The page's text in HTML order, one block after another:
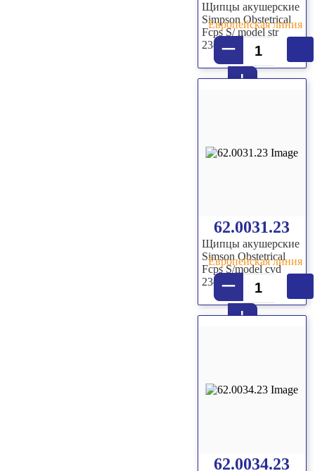
Щипцы акушерские
Simpson Obstetrical
Fcps S/ model str
23cm–
+
Европейская линия
62.0031.23
Щипцы акушерские
Simson Obstetrical
Fcps S/model cvd
23cm–
+
Европейская линия
62.0034.23